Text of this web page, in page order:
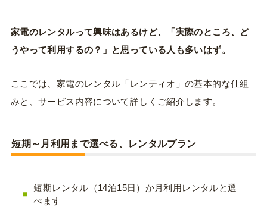
家電のレンタルって興味はあるけど、「実際のところ、ど
うやって利用するの？」と思っている人も多いはず。
ここでは、家電のレンタル「レンティオ」の基本的な仕組
みと、サービス内容について詳しくご紹介します。
短期～月利用まで選べる、レンタルプラン
短期レンタル（14泊15日）か月利用レンタルと選
べます